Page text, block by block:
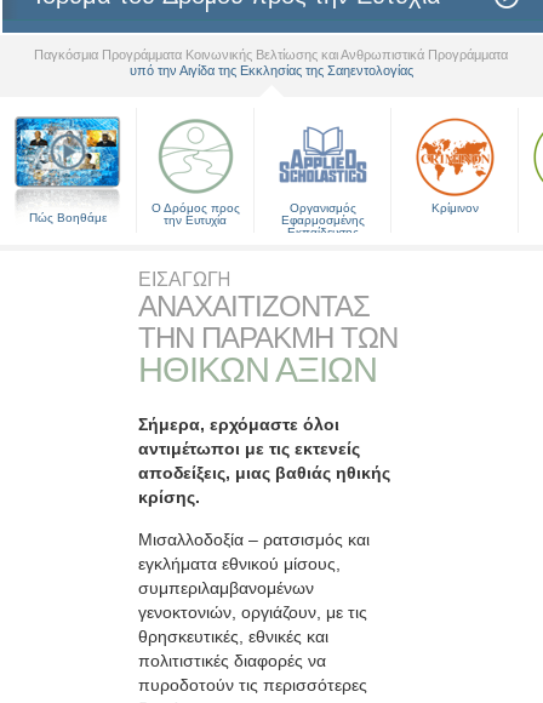
Παγκόσμια Προγράμματα Κοινωνικής Βελτίωσης και Ανθρωπιστικά Προγράμματα
υπό την Αιγίδα της Εκκλησίας της Σαηεντολογίας
Πώς Βοηθάμε
Ο Δρόμος προς
την Ευτυχία
Οργανισμός
Εφαρμοσμένης
Εκπαίδευσης
Κρίμινον
ΕΙΣΑΓΩΓН
ΑΝΑΧΑΙΤΙΖΟΝΤΑΣ
ΤΗΝ ΠΑΡΑΚΜΗ ΤΩΝ
ΗΘΙΚΩΝ ΑΞΙΩΝ
Σήμερα, ερχόμαστε όλοι
αντιμέτωποι με τις εκτενείς
αποδείξεις, μιας βαθιάς ηθικής
κρίσης.
Μισαλλοδοξία – ρατσισμός και
εγκλήματα εθνικού μίσους,
συμπεριλαμβανομένων
γενοκτονιών, οργιάζουν, με τις
θρησκευτικές, εθνικές και
πολιτιστικές διαφορές να
πυροδοτούν τις περισσότερες